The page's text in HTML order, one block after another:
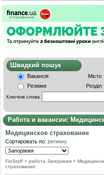
Швидкий
Вакансія
Місто
Резюме
Розділ
Ключові слова
Работа и вакансии:
Медицинское страхование
Сортировать по: региону
FinStaff > работа Запоріжжя >
страхование